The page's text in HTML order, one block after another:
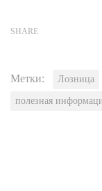
SHARE
Метки: Лозница
полезная